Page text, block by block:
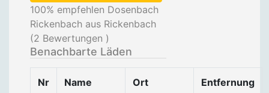
100% empfehlen Dosenbach
Rickenbach aus Rickenbach
(2 Bewertungen )
Benachbarte Läden
Nr Name Ort Entfernung